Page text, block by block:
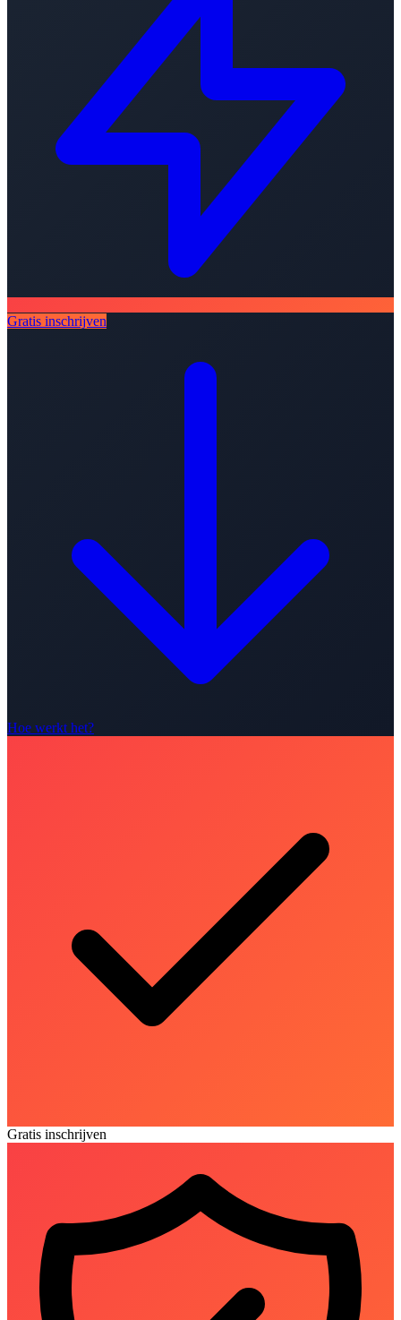
Gratis inschrijven
Hoe werkt het?
Gratis inschrijven